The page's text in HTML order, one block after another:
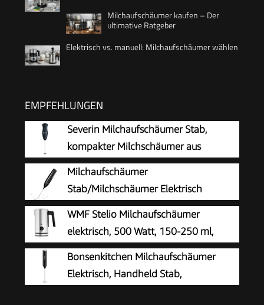
Milchaufschäumer kaufen – Der
ultimative Ratgeber
Elektrisch vs. manuell: Milchaufschäumer wählen
EMPFEHLUNGEN
Severin Milchaufschäumer Stab,
kompakter Milchschäumer aus
Edelstahl, elektrischer
Milchaufschäumer mit Batteriebetrieb und
einfacher Handhabung, inkl. 2 Batterien,
schwarz, SM 3590
Milchaufschäumer
Stab/Milchschäumer Elektrisch
tragbarer mit Hoher Leistung
Getränkemixer Kaffeebesen batteriebetriebener
für Latte, Matcha-Tee, Cappuccino, Schwarz
WMF Stelio Milchaufschäumer
elektrisch, 500 Watt, 150-250 ml,
Antihaftbeschichtung, kabellos, für
Milchschaum heiss und kalt, heiße Schokolade,
cromargan matt/silber
Bonsenkitchen Milchaufschäumer
Elektrisch, Handheld Stab,